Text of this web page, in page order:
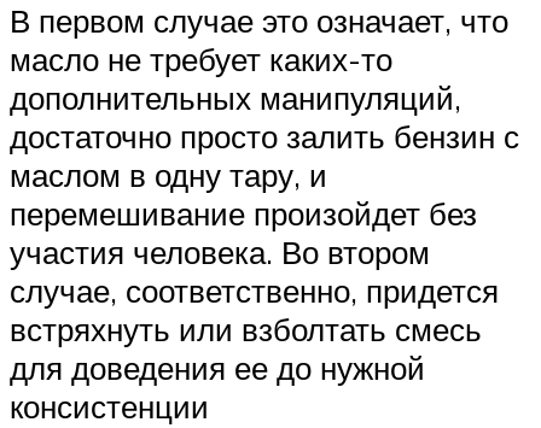
В первом случае это означает, что
масло не требует каких-то
дополнительных манипуляций,
достаточно просто залить бензин с
маслом в одну тару, и
перемешивание произойдет без
участия человека. Во втором
случае, соответственно, придется
встряхнуть или взболтать смесь
для доведения ее до нужной
консистенции